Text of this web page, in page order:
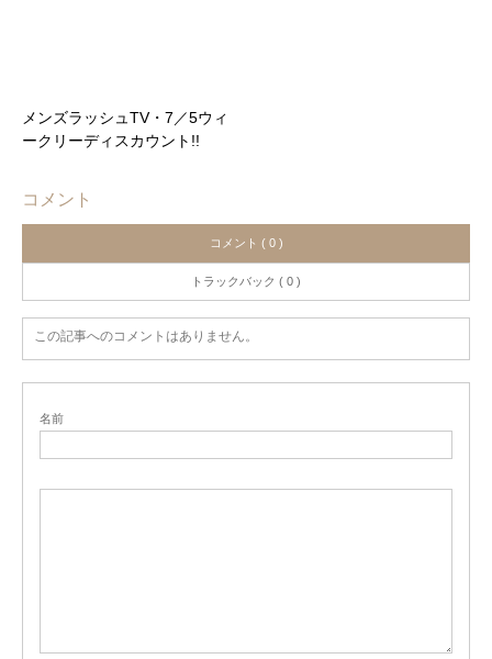
メンズラッシュTV・7／5ウィ
ークリーディスカウント!!
コメント
コメント ( 0 )
トラックバック ( 0 )
この記事へのコメントはありません。
名前